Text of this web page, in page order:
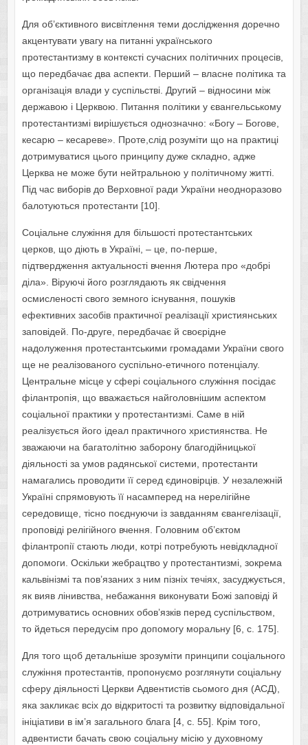
Для об’єктивного висвітлення теми дослідження доречно
акцентувати увагу на питанні українського
протестантизму в контексті сучасних політичних процесів,
що передбачає два аспекти. Перший – власне політика та
організація влади у суспільстві. Другий – відносини між
державою і Церквою. Питання політики у євангельському
протестантизмі вирішується однозначно: «Богу – Богове,
кесарю – кесареве». Проте,слід розуміти що на практиці
дотримуватися цього принципу дуже складно, адже
Церква не може бути нейтральною у політичному житті.
Під час виборів до Верховної ради України неодноразово
балотуються протестанти [10].
Соціальне служіння для більшості протестантських
церков, що діють в Україні, – це, по-перше,
підтвердження актуальності вчення Лютера про «добрі
діла». Віруючі його розглядають як свідчення
осмисленості свого земного існування, пошуків
ефективних засобів практичної реалізації християнських
заповідей. По-друге, передбачає й своєрідне
надолуження протестантськими громадами України свого
ще не реалізованого суспільно-етичного потенціалу.
Центральне місце у сфері соціального служіння посідає
філантропія, що вважається найголовнішим аспектом
соціальної практики у протестантизмі. Саме в ній
реалізується його ідеал практичного християнства. Не
зважаючи на багатолітню заборону благодійницької
діяльності за умов радянської системи, протестанти
намагались проводити її серед єдиновірців. У незалежній
Україні спрямовують її насамперед на нерелігійне
середовище, тісно поєднуючи із завданням євангелізації,
проповіді релігійного вчення. Головним об’єктом
філантропії стають люди, котрі потребують невідкладної
допомоги. Оскільки жебрацтво у протестантизмі, зокрема
кальвінізмі та пов’язаних з ним пізніх течіях, засуджується,
як вияв лінивства, небажання виконувати Божі заповіді й
дотримуватись основних обов’язків перед суспільством,
то йдеться передусім про допомогу моральну [6, с. 175].
Для того щоб детальніше зрозуміти принципи соціального
служіння протестантів, пропонуємо розглянути соціальну
сферу діяльності Церкви Адвентистів сьомого дня (АСД),
яка закликає всіх до відкритості та розвитку відповідальної
ініціативи в ім’я загального блага [4, с. 55]. Крім того,
адвентисти бачать свою соціальну місію у духовному